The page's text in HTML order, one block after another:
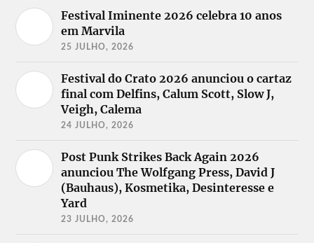
Festival Iminente 2026 celebra 10 anos
em Marvila
25 JULHO, 2026
Festival do Crato 2026 anunciou o cartaz
final com Delfins, Calum Scott, Slow J,
Veigh, Calema
24 JULHO, 2026
Post Punk Strikes Back Again 2026
anunciou The Wolfgang Press, David J
(Bauhaus), Kosmetika, Desinteresse e
Yard
23 JULHO, 2026